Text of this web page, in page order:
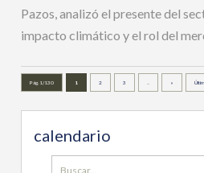
Pazos, analizó el presente del
impacto climático y el rol del
Pág. 1/130 1 2 3 »
calendario
Buscar: